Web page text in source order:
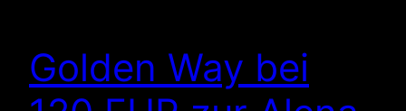
Golden Way bei